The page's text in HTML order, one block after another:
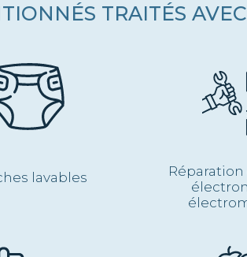
TRAITÉS
lavables